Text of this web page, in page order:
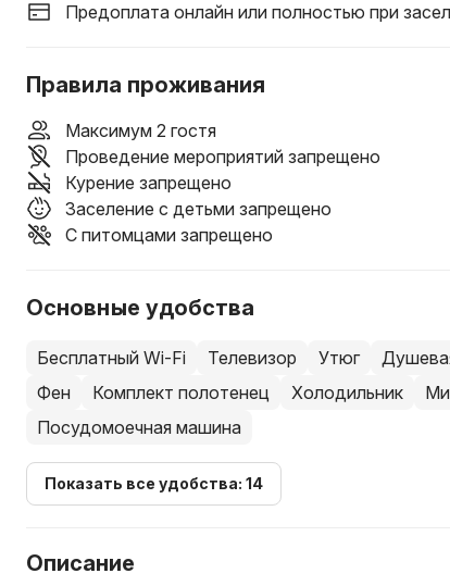
Предоплата онлайн или полностью при
Правила проживания
Максимум 2 гостя
Проведение мероприятий запрещено
Курение запрещено
Заселение с детьми запрещено
С питомцами запрещено
Основные удобства
Бесплатный Wi-Fi Телевизор Утюг
Фен
Комплект полотенец Холодильник
Посудомоечная машина
Показать все удобства: 14
Описание